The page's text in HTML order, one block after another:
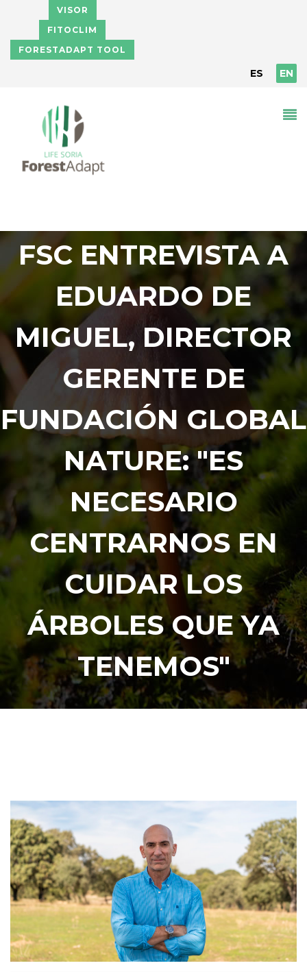
Skip to main content
VISOR
FITOCLIM
FORESTADAPT TOOL
ES EN
FSC ENTREVISTA A
EDUARDO DE
MIGUEL, DIRECTOR
GERENTE DE
FUNDACIÓN GLOBAL
NATURE: "ES
NECESARIO
CENTRARNOS EN
CUIDAR LOS
ÁRBOLES QUE YA
TENEMOS"